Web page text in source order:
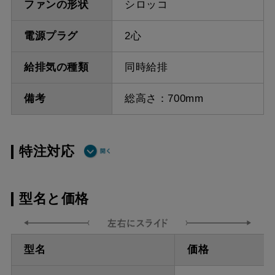
ファンの形状 シロッコ
電源プラグ 2心
給排気の種類 同時給排
備考 総高さ：700mm
特注対応
方給排気
ダクト方向 上
方給排気
最大寸法 870ｍｍ
型名と価格
型名 価格